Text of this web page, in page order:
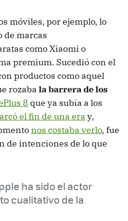
móviles, por ejemplo, lo
de marcas
como Xiaomi o
premium. Sucedió con el
productos como aquel
rozaba la barrera de los
8 que ya subía a los
el fin de una era y,
nos costaba verlo, fue
de intenciones de lo que
ha sido el actor
cualitativo de la